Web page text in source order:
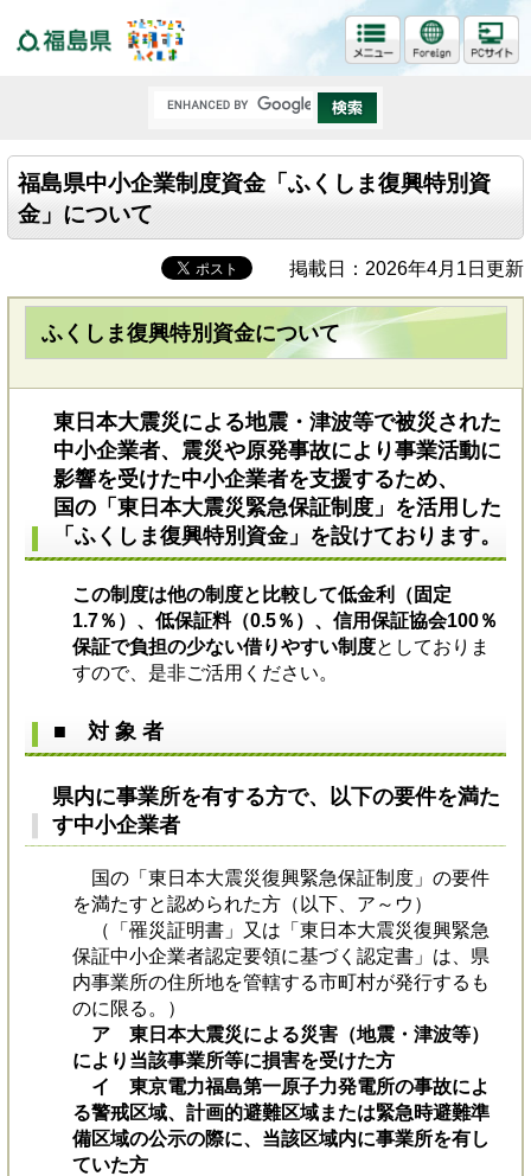
福島県中小企業制度資金「ふくしま復興特別資
金」について
掲載日：2026年4月1日更新
ふくしま復興特別資金について
東日本大震災による地震・津波等で被災された
中小企業者、震災や原発事故により事業活動に
影響を受けた中小企業者を支援するため、
国の「東日本大震災緊急保証制度」を活用した
「ふくしま復興特別資金」を設けております。
この制度は他の制度と比較して低金利（固定
1.7％）、低保証料（0.5％）、信用保証協会100％
保証で負担の少ない借りやすい制度としておりま
すので、是非ご活用ください。
■ 対 象 者
県内に事業所を有する方で、以下の要件を満た
す中小企業者
国の「東日本大震災復興緊急保証制度」の要件
を満たすと認められた方（以下、ア～ウ）
（「罹災証明書」又は「東日本大震災復興緊急
保証中小企業者認定要領に基づく認定書」は、県
内事業所の住所地を管轄する市町村が発行するも
のに限る。）
ア 東日本大震災による災害（地震・津波等）
により当該事業所等に損害を受けた方
イ 東京電力福島第一原子力発電所の事故によ
る警戒区域、計画的避難区域または緊急時避難準
備区域の公示の際に、当該区域内に事業所を有し
ていた方